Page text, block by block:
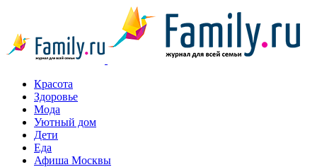
Красота
Здоровье
Мода
Уютный дом
Дети
Еда
Афиша Москвы